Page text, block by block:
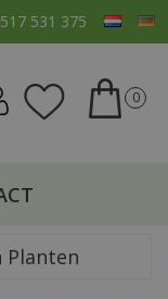
531 375
Planten